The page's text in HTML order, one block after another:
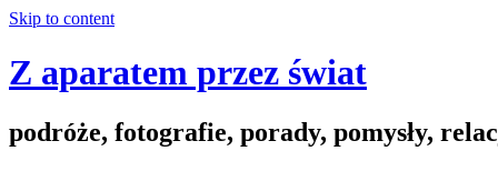
Skip to content
Z aparatem przez świat
podróże, fotografie, porady, pomysły,